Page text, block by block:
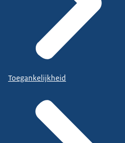
Toegankelijkheid